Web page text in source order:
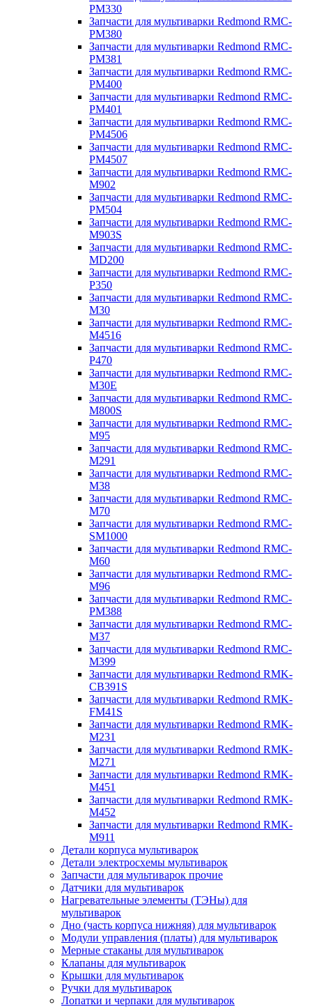
PM330
Запчасти для мультиварки Redmond RMC-
PM380
Запчасти для мультиварки Redmond RMC-
PM381
Запчасти для мультиварки Redmond RMC-
PM400
Запчасти для мультиварки Redmond RMC-
PM401
Запчасти для мультиварки Redmond RMC-
PM4506
Запчасти для мультиварки Redmond RMC-
PM4507
Запчасти для мультиварки Redmond RMC-
M902
Запчасти для мультиварки Redmond RMC-
PM504
Запчасти для мультиварки Redmond RMC-
M903S
Запчасти для мультиварки Redmond RMC-
MD200
Запчасти для мультиварки Redmond RMC-
P350
Запчасти для мультиварки Redmond RMC-
M30
Запчасти для мультиварки Redmond RMC-
M4516
Запчасти для мультиварки Redmond RMC-
P470
Запчасти для мультиварки Redmond RMC-
M30E
Запчасти для мультиварки Redmond RMC-
M800S
Запчасти для мультиварки Redmond RMC-
M95
Запчасти для мультиварки Redmond RMC-
M291
Запчасти для мультиварки Redmond RMC-
M38
Запчасти для мультиварки Redmond RMC-
M70
Запчасти для мультиварки Redmond RMC-
SM1000
Запчасти для мультиварки Redmond RMC-
M60
Запчасти для мультиварки Redmond RMC-
M96
Запчасти для мультиварки Redmond RMC-
PM388
Запчасти для мультиварки Redmond RMC-
M37
Запчасти для мультиварки Redmond RMC-
M399
Запчасти для мультиварки Redmond RMK-
CB391S
Запчасти для мультиварки Redmond RMK-
FM41S
Запчасти для мультиварки Redmond RMK-
M231
Запчасти для мультиварки Redmond RMK-
M271
Запчасти для мультиварки Redmond RMK-
M451
Запчасти для мультиварки Redmond RMK-
M452
Запчасти для мультиварки Redmond RMK-
M911
Детали корпуса мультиварок
Детали электросхемы мультиварок
Запчасти для мультиварок прочие
Датчики для мультиварок
Нагревательные элементы (ТЭНы) для
мультиварок
Дно (часть корпуса нижняя) для мультиварок
Модули управления (платы) для мультиварок
Мерные стаканы для мультиварок
Клапаны для мультиварок
Крышки для мультиварок
Ручки для мультиварок
Лопатки и черпаки для мультиварок